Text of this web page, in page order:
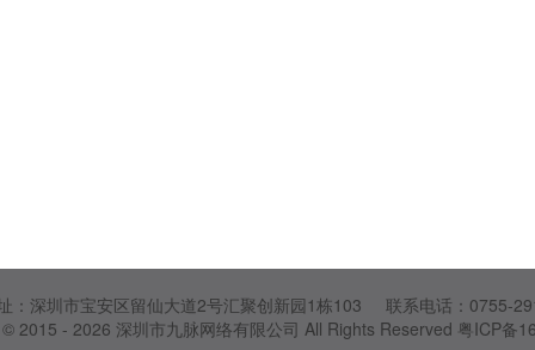
：深圳市宝安区留仙大道2号汇聚创新园1栋103 联系电话：0755-
2015 - 2026 深圳市九脉网络有限公司 All Rights Reserved 粤ICP备